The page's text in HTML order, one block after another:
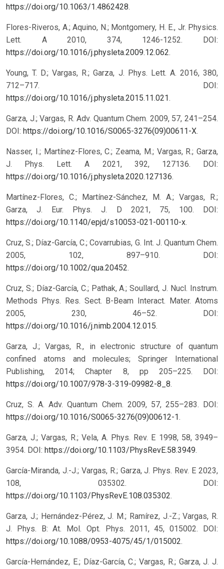
https://doi.org/10.1063/1.4862428.
Flores-Riveros, A.; Aquino, N.; Montgomery, H. E., Jr. Physics.
Lett. A 2010, 374, 1246-1252. DOI:
https://doi.org/10.1016/j.physleta.2009.12.062.
Young, T. D.; Vargas, R.; Garza, J. Phys. Lett. A. 2016, 380,
712–717. DOI:
https://doi.org/10.1016/j.physleta.2015.11.021.
Garza, J.; Vargas, R. Adv. Quantum Chem. 2009, 57, 241–254.
DOI: https://doi.org/10.1016/S0065-3276(09)00611-X.
Nasser, I.; Martínez-Flores, C.; Zeama, M.; Vargas, R.; Garza,
J. Phys. Lett. A 2021, 392, 127136. DOI:
https://doi.org/10.1016/j.physleta.2020.127136.
Martínez-Flores, C.; Martínez-Sánchez, M. A.; Vargas, R.;
Garza, J. Eur. Phys. J. D 2021, 75, 100. DOI:
https://doi.org/10.1140/epjd/s10053-021-00110-x.
Cruz, S.; Díaz-García, C.; Covarrubias, G. Int. J. Quantum Chem.
2005, 102, 897–910. DOI:
https://doi.org/10.1002/qua.20452.
Cruz, S.; Díaz-García, C.; Pathak, A.; Soullard, J. Nucl. Instrum.
Methods Phys. Res. Sect. B-Beam Interact. Mater. Atoms
2005, 230, 46–52. DOI:
https://doi.org/10.1016/j.nimb.2004.12.015.
Garza, J.; Vargas, R., in electronic structure of quantum
confined atoms and molecules; Springer International
Publishing, 2014; Chapter 8, pp 205–225. DOI:
https://doi.org/10.1007/978-3-319-09982-8_8.
Cruz, S. A. Adv. Quantum Chem. 2009, 57, 255–283. DOI:
https://doi.org/10.1016/S0065-3276(09)00612-1.
Garza, J.; Vargas, R.; Vela, A. Phys. Rev. E 1998, 58, 3949–
3954. DOI: https://doi.org/10.1103/PhysRevE.58.3949.
García-Miranda, J.-J.; Vargas, R.; Garza, J. Phys. Rev. E 2023,
108, 035302. DOI:
https://doi.org/10.1103/PhysRevE.108.035302.
Garza, J.; Hernández-Pérez, J. M.; Ramírez, J.-Z.; Vargas, R.
J. Phys. B: At. Mol. Opt. Phys. 2011, 45, 015002. DOI:
https://doi.org/10.1088/0953-4075/45/1/015002.
García-Hernández, E.; Díaz-García, C.; Vargas, R.; Garza, J. J.